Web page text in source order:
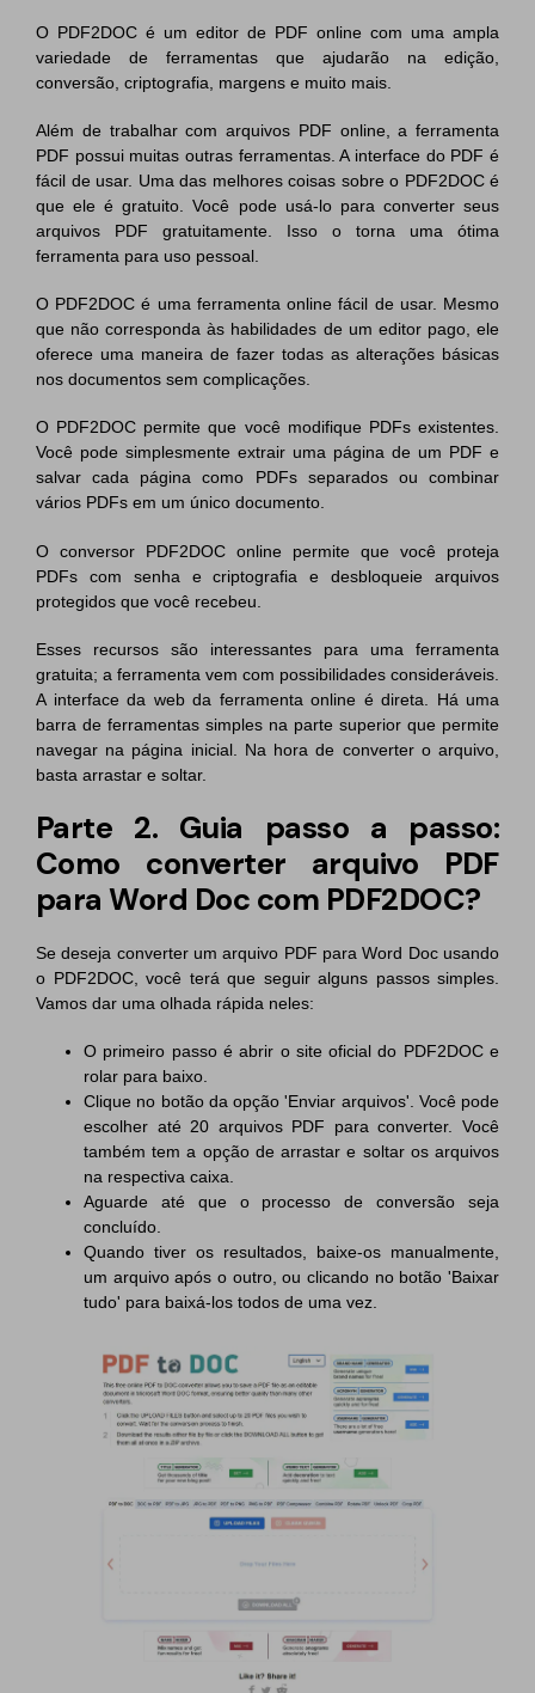
O PDF2DOC é um editor de PDF online com uma ampla
variedade de ferramentas que ajudarão na edição,
conversão, criptografia, margens e muito mais.
Além de trabalhar com arquivos PDF online, a ferramenta
PDF possui muitas outras ferramentas. A interface do PDF é
fácil de usar. Uma das melhores coisas sobre o PDF2DOC é
que ele é gratuito. Você pode usá-lo para converter seus
arquivos PDF gratuitamente. Isso o torna uma ótima
ferramenta para uso pessoal.
O PDF2DOC é uma ferramenta online fácil de usar. Mesmo
que não corresponda às habilidades de um editor pago, ele
oferece uma maneira de fazer todas as alterações básicas
nos documentos sem complicações.
O PDF2DOC permite que você modifique PDFs existentes.
Você pode simplesmente extrair uma página de um PDF e
salvar cada página como PDFs separados ou combinar
vários PDFs em um único documento.
O conversor PDF2DOC online permite que você proteja
PDFs com senha e criptografia e desbloqueie arquivos
protegidos que você recebeu.
Esses recursos são interessantes para uma ferramenta
gratuita; a ferramenta vem com possibilidades consideráveis.
A interface da web da ferramenta online é direta. Há uma
barra de ferramentas simples na parte superior que permite
navegar na página inicial. Na hora de converter o arquivo,
basta arrastar e soltar.
Parte 2. Guia passo a passo:
Como converter arquivo PDF
para Word Doc com PDF2DOC?
Se deseja converter um arquivo PDF para Word Doc usando
o PDF2DOC, você terá que seguir alguns passos simples.
Vamos dar uma olhada rápida neles:
O primeiro passo é abrir o site oficial do PDF2DOC e
rolar para baixo.
Clique no botão da opção 'Enviar arquivos'. Você pode
escolher até 20 arquivos PDF para converter. Você
também tem a opção de arrastar e soltar os arquivos
na respectiva caixa.
Aguarde até que o processo de conversão seja
concluído.
Quando tiver os resultados, baixe-os manualmente,
um arquivo após o outro, ou clicando no botão 'Baixar
tudo' para baixá-los todos de uma vez.